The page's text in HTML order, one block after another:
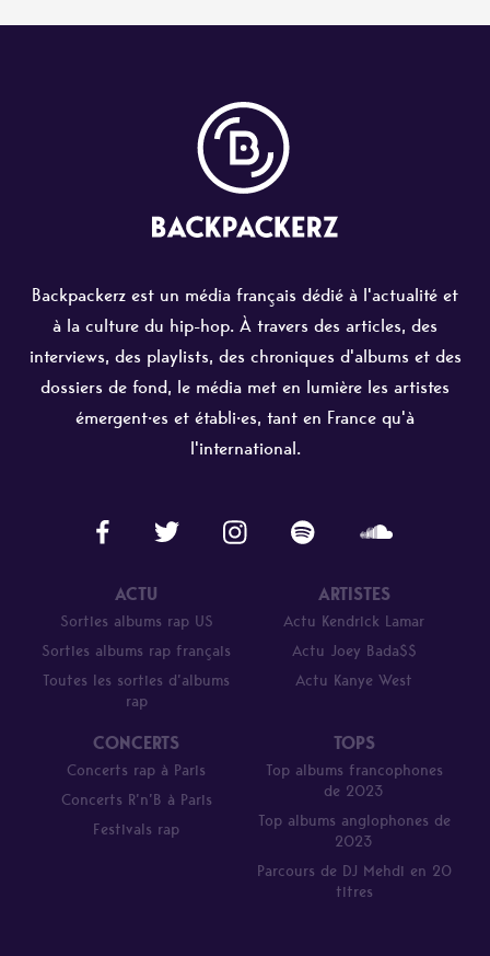
Backpackerz est un média français dédié à l'actualité et
à la culture du hip-hop. À travers des articles, des
interviews, des playlists, des chroniques d'albums et des
dossiers de fond, le média met en lumière les artistes
émergent·es et établi·es, tant en France qu'à
l'international.
ACTU
Sorties albums rap US
Sorties albums rap français
Toutes les sorties d’albums
rap
ARTISTES
Actu Kendrick Lamar
Actu Joey Bada$$
Actu Kanye West
CONCERTS
Concerts rap à Paris
Concerts R’n’B à Paris
Festivals rap
TOPS
Top albums francophones
de 2023
Top albums anglophones de
2023
Parcours de DJ Mehdi en 20
titres